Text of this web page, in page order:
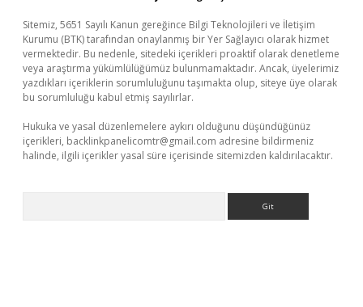
Sitemiz, 5651 Sayılı Kanun gereğince Bilgi Teknolojileri ve İletişim
Kurumu (BTK) tarafından onaylanmış bir Yer Sağlayıcı olarak hizmet
vermektedir. Bu nedenle, sitedeki içerikleri proaktif olarak denetleme
veya araştırma yükümlülüğümüz bulunmamaktadır. Ancak, üyelerimiz
yazdıkları içeriklerin sorumluluğunu taşımakta olup, siteye üye olarak
bu sorumluluğu kabul etmiş sayılırlar.
Hukuka ve yasal düzenlemelere aykırı olduğunu düşündüğünüz
içerikleri, backlinkpanelicomtr@gmail.com adresine bildirmeniz
halinde, ilgili içerikler yasal süre içerisinde sitemizden kaldırılacaktır.